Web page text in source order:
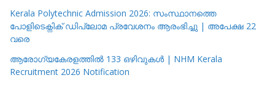
Kerala Polytechnic Admission 2026: സംസ്ഥാനത്തെ
പോളിടെക്നിക് ഡിപ്ലോമ പ്രവേശനം ആരംഭിച്ചു | അപേക്ഷ 22
വരെ
ആരോഗ്യകേരളത്തിൽ 133 ഒഴിവുകൾ | NHM Kerala
Recruitment 2026 Notification